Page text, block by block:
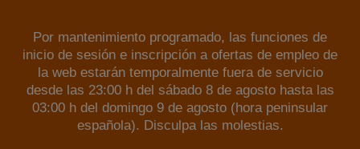
Por mantenimiento programado, las funciones de
inicio de sesión e inscripción a ofertas de empleo de
la web estarán temporalmente fuera de servicio
desde las 23:00 h del sábado 8 de agosto hasta las
03:00 h del domingo 9 de agosto (hora peninsular
española). Disculpa las molestias.